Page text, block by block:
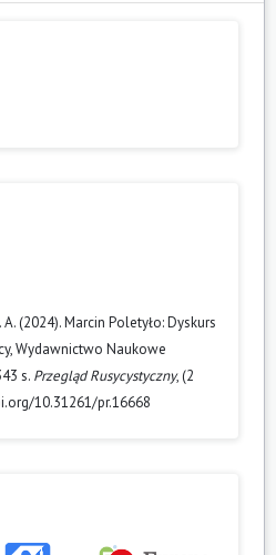
(2024). Marcin Poletyło: Dyskurs
Wydawnictwo Naukowe
s. Przegląd Rusycystyczny, (2
10.31261/pr.16668